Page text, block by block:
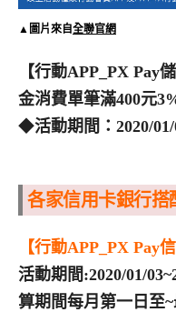
▲圖片來自全聯官網
【行動APP_PX Pay
金消費單筆滿400元
◆活動期間：2020/01/
各家信用卡銀行搭
【行動APP_PX Pay
活動期間:2020/01/
算期間每月第一日至